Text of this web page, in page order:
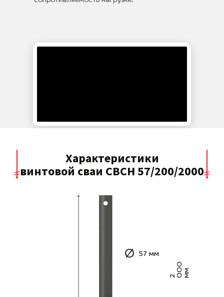
Характеристики
винтовой сваи СВСН 57/200/2000
2
0 0
0
м м
57 мм